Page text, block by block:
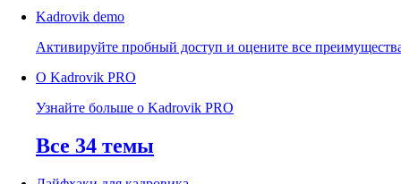
Kadrovik demo
Активируйте пробный доступ и оцените все
О Kadrovik PRO
Узнайте больше о Kadrovik PRO
Все 34 темы